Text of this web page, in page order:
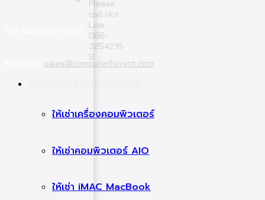
Please
call Hot
Line:
086-
3254216-
9
sales@computerforrent.com
ให้เช่าเครื่องคอมพิวเตอร์
ให้เช่าคอมพิวเตอร์ AIO
ให้เช่า iMAC MacBook